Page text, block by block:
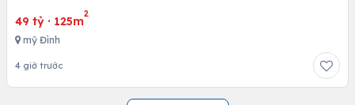
49 tỷ · 125m
2
mỹ Đình
4 giờ trước